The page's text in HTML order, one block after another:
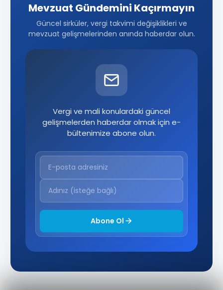
Mevzuat Gündemini Kaçırmayın
Güncel sirküler, vergi takvimi değişiklikleri ve
mevzuat gelişmelerinden anında haberdar olun.
Vergi ve mali konulardaki güncel
gelişmelerden haberdar olmak için e-
bültenimize abone olun.
Abone Ol